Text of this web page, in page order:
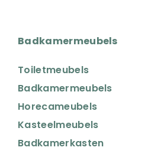
Badkamermeubels
Toiletmeubels
Badkamermeubels
Horecameubels
Kasteelmeubels
Badkamerkasten